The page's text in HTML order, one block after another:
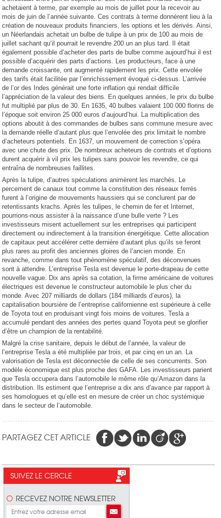
achetaient à terme, par exemple au mois de juillet pour la recevoir au
mois de juin de l’année suivante. Ces contrats à terme donnèrent lieu à la
création de nouveaux produits financiers, les options et les dérivés. Ainsi,
un Néerlandais achetait un bulbe de tulipe à un prix de 100 au mois de
juillet sachant qu’il pourrait le revendre 200 un an plus tard. Il était
également possible d’acheter des parts de bulbe comme aujourd’hui il est
possible d’acquérir des parts d’actions. Les producteurs, face à une
demande croissante, ont augmenté rapidement les prix. Cette envolée
des tarifs était facilitée par l’enrichissement évoqué ci-dessus. L’arrivée
de l’or des Indes générait une forte inflation qui rendait difficile
l’appréciation de la valeur des biens. En quelques années, le prix du bulbe
fut multiplié par plus de 30. En 1635, 40 bulbes valaient 100 000 florins de
l’époque soit environ 25 000 euros d’aujourd’hui. La multiplication des
options aboutit à des commandes de bulbes sans commune mesure avec
la demande réelle d’autant plus que l’envolée des prix limitait le nombre
d’acheteurs potentiels. En 1637, un mouvement de correction s’opéra
avec une chute des prix. De nombreux acheteurs de contrats et d’options
durent acquérir à vil prix les tulipes sans pouvoir les revendre, ce qui
entraîna de nombreuses faillites.
Après la tulipe, d’autres spéculations animèrent les marchés. Le
percement de canaux tout comme la constitution des réseaux ferrés
furent à l’origine de mouvements haussiers qui se conclurent par de
retentissants krachs. Après les tulipes, le chemin de fer et Internet,
pourrions-nous assister à la naissance d’une bulle verte ? Les
investisseurs misent actuellement sur les entreprises qui participent
directement ou indirectement à la transition énergétique. Cette allocation
de capitaux peut accélérer cette dernière d’autant plus qu’ils se feront
plus rares au profit des anciennes gloires de l’ancien monde. En
revanche, comme dans tout phénomène spéculatif, des déconvenues
sont à attendre. L’entreprise Tesla est devenue le porte-drapeau de cette
nouvelle vague. Dix ans après sa cotation, la firme américaine de voitures
électriques est devenue le constructeur automobile le plus cher du
monde. Avec 207 milliards de dollars (184 milliards d’euros), la
capitalisation boursière de l’entreprise californienne est supérieure à celle
de Toyota tout en produisant vingt fois moins de voitures. Tesla a
accumulé pendant des années des pertes quand Toyota peut se glorifier
d’être un champion de la rentabilité.
Malgré la crise sanitaire, depuis le début de l’année, la valeur de
l’entreprise Tesla a été multipliée par trois, et par cinq en un an. La
valorisation de Tesla est déconnectée de celle de ses concurrents. Son
modèle économique est plus proche des GAFA. Les investisseurs parient
que Tesla occupera dans l’automobile le même rôle qu’Amazon dans la
distribution. Ils estiment que l’entreprise a dix ans d’avance par rapport à
ses homologues et qu’elle est en mesure de créer un choc systémique
dans le secteur de l’automobile.
PARTAGEZ CET ARTICLE
SUIVEZ LE CERCLE
RECEVEZ NOTRE NEWSLETTER